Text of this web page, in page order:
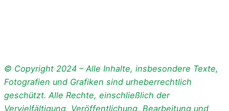
© Copyright 2024 – Alle Inhalte, insbesondere Texte,
Fotografien und Grafiken sind urheberrechtlich
geschützt. Alle Rechte, einschließlich der
Vervielfältigung, Veröffentlichung, Bearbeitung und